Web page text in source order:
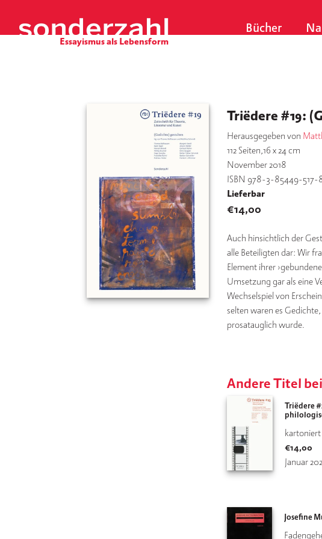
i
Bücher
Triëdere #19:
Herausgegeben von
112Seiten,16 x 24 cm
November 2018
ISBN 978-3-85449-517-
Lieferbar
€14,00
Auch hinsichtlich der
alle Beteiligten dar: Wir
Element ihrer
Umsetzung gar als eine
Wechselspiel von
selten waren es
prosatauglich wurde.
Andere Titel
Triëdere
kartoniert
€14,00
Januar
Josefine